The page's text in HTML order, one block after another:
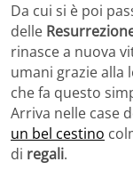
Da cui si è poi
delle
rinasce a nuova
umani grazie alla
che fa questo
Arriva nelle case
un bel cestino
di regali.